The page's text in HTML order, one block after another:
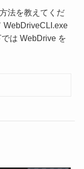
法を教えてくだ
WebDriveCLI.exe
は WebDrive を